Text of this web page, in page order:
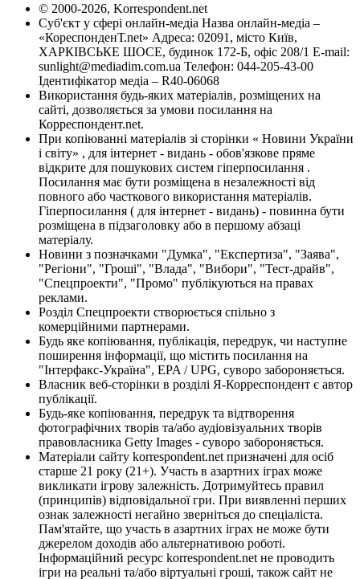
© 2000-2026, Korrespondent.net
Суб'єкт у сфері онлайн-медіа Назва онлайн-медіа –
«КореспонденТ.net» Адреса: 02091, місто Київ,
ХАРКІВСЬКЕ ШОСЕ, будинок 172-Б, офіс 208/1 E-mail:
sunlight@mediadim.com.ua Телефон: 044-205-43-00
Ідентифікатор медіа – R40-06068
Використання будь-яких матеріалів, розміщених на
сайті, дозволяється за умови посилання на
Корреспондент.net.
При копіюванні матеріалів зі сторінки « Новини України
і світу» , для інтернет - видань - обов'язкове пряме
відкрите для пошукових систем гіперпосилання .
Посилання має бути розміщена в незалежності від
повного або часткового використання матеріалів.
Гіперпосилання ( для інтернет - видань) - повинна бути
розміщена в підзаголовку або в першому абзаці
матеріалу.
Новини з позначками "Думка", "Експертиза", "Заява",
"Регіони", "Гроші", "Влада", "Вибори", "Тест-драйв",
"Спецпроекти", "Промо" публікуються на правах
реклами.
Розділ Спецпроекти створюється спільно з
комерційними партнерами.
Будь яке копіювання, публікація, передрук, чи наступне
поширення інформації, що містить посилання на
"Інтерфакс-Україна", EPA / UPG, суворо забороняється.
Власник веб-сторінки в розділі Я-Корреспондент є автор
публікації.
Будь-яке копіювання, передрук та відтворення
фотографічних творів та/або аудіовізуальних творів
правовласника Getty Images - суворо забороняється.
Матеріали сайту korrespondent.net призначені для осіб
старше 21 року (21+). Участь в азартних іграх може
викликати ігрову залежність. Дотримуйтесь правил
(принципів) відповідальної гри. При виявленні перших
ознак залежності негайно зверніться до спеціаліста.
Пам'ятайте, що участь в азартних іграх не може бути
джерелом доходів або альтернативою роботі.
Інформаційний ресурс korrespondent.net не проводить
ігри на реальні та/або віртуальні гроші, також сайт не